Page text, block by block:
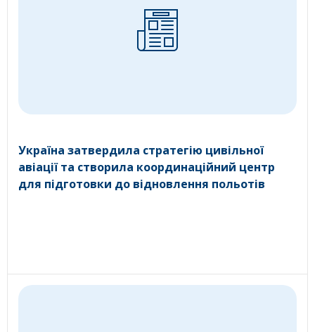
Україна затвердила стратегію цивільної
авіації та створила координаційний центр
для підготовки до відновлення польотів